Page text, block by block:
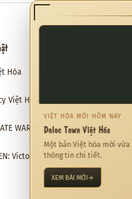
Hóa
Việt Hóa – Hào Môn Thế Gia
WARRIORS 4 Việt Hóa
Victory Road Việt Hóa
VIỆT HÓA MỚI HÔM NAY
Doloc Town Việt Hóa
Một bản Việt hóa mới
thông tin chi tiết.
XEM BÀI MỚI→